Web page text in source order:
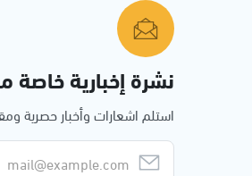
نشرة إخبارية خاصة
استلم اشعارات وأخبار حصرية